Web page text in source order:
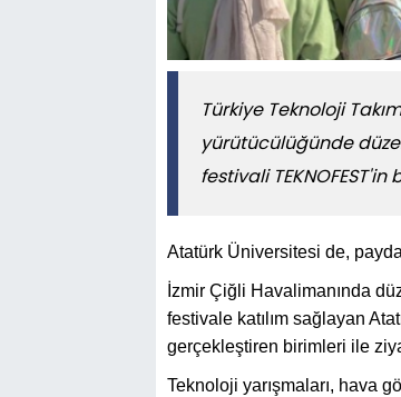
Türkiye Teknoloji
yürütücülüğünde
festivali
Atatürk Üniversitesi de,
İzmir Çiğli Havalimanında
festivale katılım sağlayan
gerçekleştiren birimleri ile
Teknoloji yarışmaları, hava